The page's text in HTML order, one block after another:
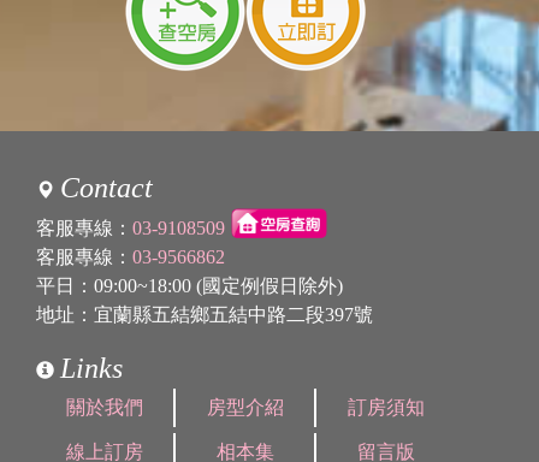
Contact
客服專線： 03-9108509
客服專線： 03-9566862
平日：09:00~18:00 (國定例假日除外)
地址：宜蘭縣五結鄉五結中路二段397號
Links
關於我們 房型介紹 訂房須知
線上訂房 相本集 留言版